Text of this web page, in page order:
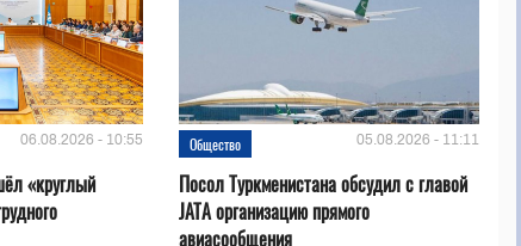
06.08.2026 - 10:55
«круглый
Общество 05.08.2026 - 11:11
Посол Туркменистана обсудил с главой
JATA организацию прямого
авиасообщения